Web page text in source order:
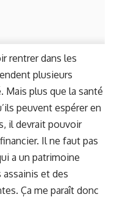
rentrer dans les
plusieurs
Mais plus que la santé
peuvent espérer en
il devrait pouvoir
Il ne faut pas
a un patrimoine
et des
Ça me paraît donc